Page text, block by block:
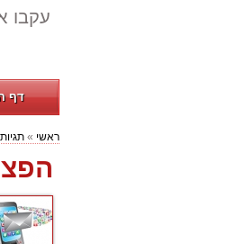
עקבו
דף
ראשי »